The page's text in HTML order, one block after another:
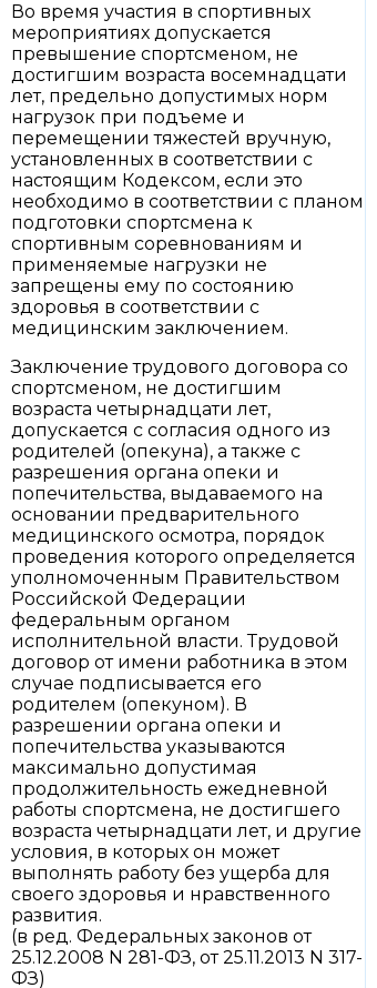
Во время участия в спортивных
мероприятиях допускается
превышение спортсменом, не
достигшим возраста восемнадцати
лет, предельно допустимых норм
нагрузок при подъеме и
перемещении тяжестей вручную,
установленных в соответствии с
настоящим Кодексом, если это
необходимо в соответствии с планом
подготовки спортсмена к
спортивным соревнованиям и
применяемые нагрузки не
запрещены ему по состоянию
здоровья в соответствии с
медицинским заключением.
Заключение трудового договора со
спортсменом, не достигшим
возраста четырнадцати лет,
допускается с согласия одного из
родителей (опекуна), а также с
разрешения органа опеки и
попечительства, выдаваемого на
основании предварительного
медицинского осмотра, порядок
проведения которого определяется
уполномоченным Правительством
Российской Федерации
федеральным органом
исполнительной власти. Трудовой
договор от имени работника в этом
случае подписывается его
родителем (опекуном). В
разрешении органа опеки и
попечительства указываются
максимально допустимая
продолжительность ежедневной
работы спортсмена, не достигшего
возраста четырнадцати лет, и другие
условия, в которых он может
выполнять работу без ущерба для
своего здоровья и нравственного
развития.
(в ред. Федеральных законов от
25.12.2008 N 281-ФЗ, от 25.11.2013 N 317-
ФЗ)